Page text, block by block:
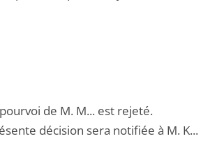
de M. M... est rejeté.
décision sera notifiée à M. K...